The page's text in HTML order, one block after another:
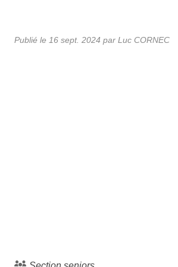
Publié le 16 sept. 2024 par Luc CORNEC